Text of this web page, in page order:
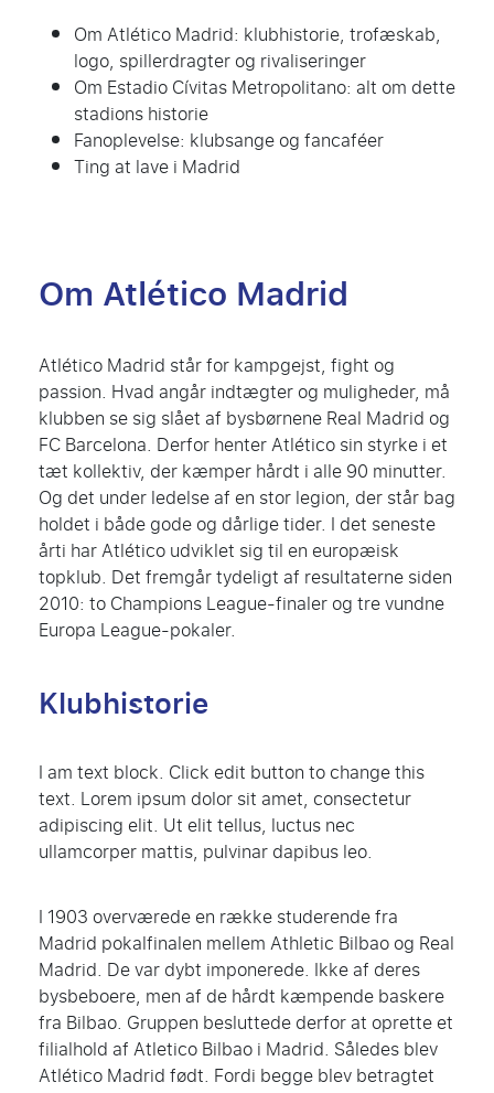
Om Atlético Madrid: klubhistorie, trofæskab,
logo, spillerdragter og rivaliseringer
Om Estadio Cívitas Metropolitano: alt om dette
stadions historie
Fanoplevelse: klubsange og fancaféer
Ting at lave i Madrid
Om Atlético Madrid
Atlético Madrid står for kampgejst, fight og
passion. Hvad angår indtægter og muligheder, må
klubben se sig slået af bysbørnene Real Madrid og
FC Barcelona. Derfor henter Atlético sin styrke i et
tæt kollektiv, der kæmper hårdt i alle 90 minutter.
Og det under ledelse af en stor legion, der står bag
holdet i både gode og dårlige tider. I det seneste
årti har Atlético udviklet sig til en europæisk
topklub. Det fremgår tydeligt af resultaterne siden
2010: to Champions League-finaler og tre vundne
Europa League-pokaler.
Klubhistorie
I am text block. Click edit button to change this
text. Lorem ipsum dolor sit amet, consectetur
adipiscing elit. Ut elit tellus, luctus nec
ullamcorper mattis, pulvinar dapibus leo.
I 1903 overværede en række studerende fra
Madrid pokalfinalen mellem Athletic Bilbao og Real
Madrid. De var dybt imponerede. Ikke af deres
bysbeboere, men af de hårdt kæmpende baskere
fra Bilbao. Gruppen besluttede derfor at oprette et
filialhold af Atletico Bilbao i Madrid. Således blev
Atlético Madrid født. Fordi begge blev betragtet